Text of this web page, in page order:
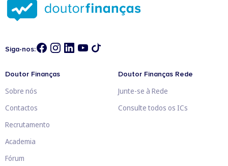
Siga-nos:
Doutor Finanças
Sobre nós
Contactos
Recrutamento
Academia
Fórum
Doutor Finanças Rede
Junte-se à Rede
Consulte todos os ICs